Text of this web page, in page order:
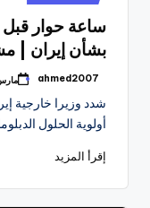
في
ساعة حوار
بشأن إيران |
تمّ
بواسطة
ahmed2007 مارس 17,
شدد وزيرا خارجية
أولوية الحلول
إقرأ المزيد